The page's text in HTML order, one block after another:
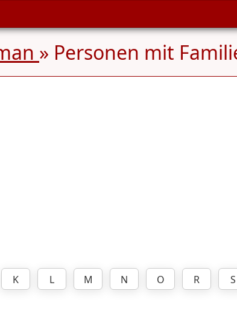
» Personen mit
K L M N O R S